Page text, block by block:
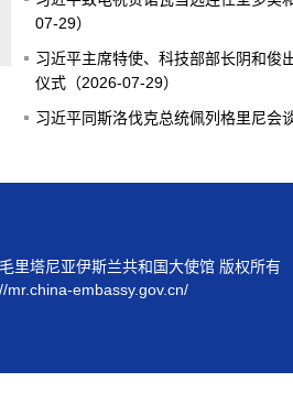
07-29）
习近平主席特使、科技部部长阴和俊
仪式（2026-07-29）
习近平同斯洛伐克总统佩列格里尼会
里塔尼亚伊斯兰共和国大使馆 版权所有
mr.china-embassy.gov.cn/